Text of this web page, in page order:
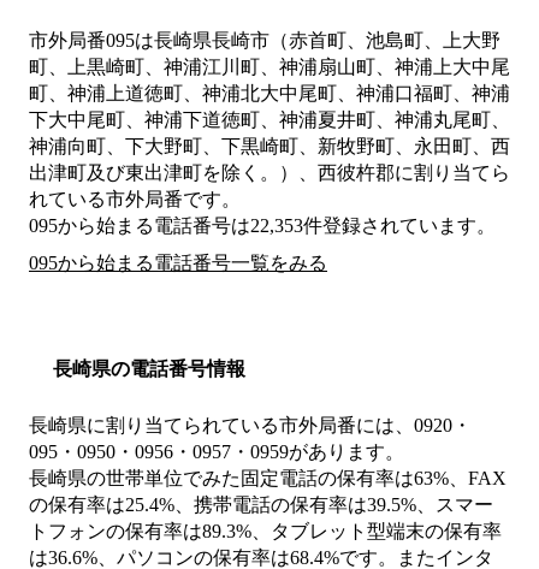
市外局番095は長崎県長崎市（赤首町、池島町、上大野
町、上黒崎町、神浦江川町、神浦扇山町、神浦上大中尾
町、神浦上道徳町、神浦北大中尾町、神浦口福町、神浦
下大中尾町、神浦下道徳町、神浦夏井町、神浦丸尾町、
神浦向町、下大野町、下黒崎町、新牧野町、永田町、西
出津町及び東出津町を除く。）、西彼杵郡に割り当てら
れている市外局番です。
095から始まる電話番号は22,353件登録されています。
095から始まる電話番号一覧をみる
長崎県の電話番号情報
長崎県に割り当てられている市外局番には、0920・
095・0950・0956・0957・0959があります。
長崎県の世帯単位でみた固定電話の保有率は63%、FAX
の保有率は25.4%、携帯電話の保有率は39.5%、スマー
トフォンの保有率は89.3%、タブレット型端末の保有率
は36.6%、パソコンの保有率は68.4%です。またインタ